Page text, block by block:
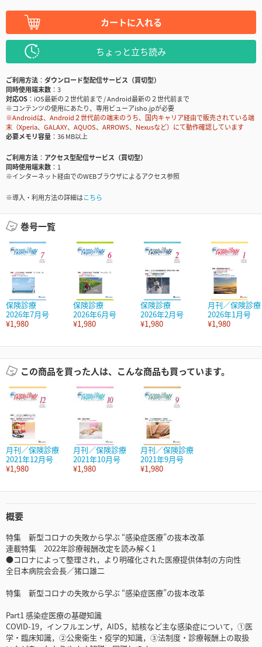
カートに入れる
ちょっと立ち読み
ご利用方法
ダウンロード型配信サービス（買切型）
同時使用端末数
3
対応OS
iOS最新の２世代前まで / Android最新の２世代前まで
※コンテンツの使用にあたり、専用ビューアisho.jpが必要
※Androidは、Android２世代前の端末のうち、国内キャリア経由で販売されている端
末（Xperia、GALAXY、AQUOS、ARROWS、Nexusなど）にて動作確認しています
必要メモリ容量
36 MB以上
ご利用方法
アクセス型配信サービス（買切型）
同時使用端末数
1
※インターネット経由でのWEBブラウザによるアクセス参照
※導入・利用方法の詳細はこちら
巻号一覧
保険診療
2026年7月号
¥1,980
保険診療
2026年6月号
¥1,980
保険診療
2026年2月号
¥1,980
月刊／保険診療
2026年1月号
¥1,980
この商品を買った人は、こんな商品も買っています。
月刊／保険診療
2021年12月号
¥1,980
月刊／保険診療
2021年10月号
¥1,980
月刊／保険診療
2021年9月号
¥1,980
概要
特集 新型コロナの失敗から学ぶ “感染症医療”の抜本改革
連載特集 2022年診療報酬改定を読み解く1
●コロナによって整理され，より明確化された医療提供体制の方向性
全日本病院会会長／猪口雄二
特集 新型コロナの失敗から学ぶ “感染症医療”の抜本改革
Part1 感染症医療の基礎知識
COVID-19，インフルエンザ，AIDS，結核など主な感染症について，①医
学・臨床知識，②公衆衛生・疫学的知識，③法制度・診療報酬上の取扱